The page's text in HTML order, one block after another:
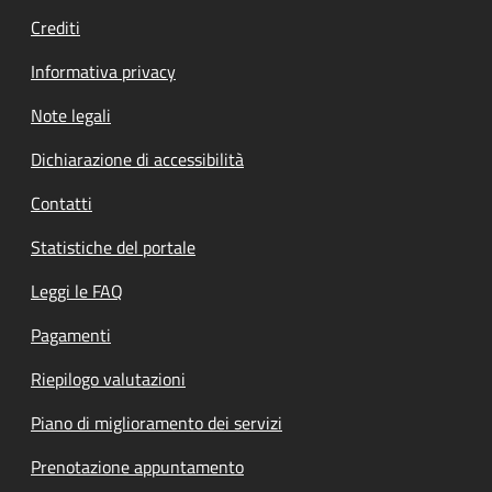
Crediti
Informativa privacy
Note legali
Dichiarazione di accessibilità
Contatti
Statistiche del portale
Leggi le FAQ
Pagamenti
Riepilogo valutazioni
Piano di miglioramento dei servizi
Prenotazione appuntamento